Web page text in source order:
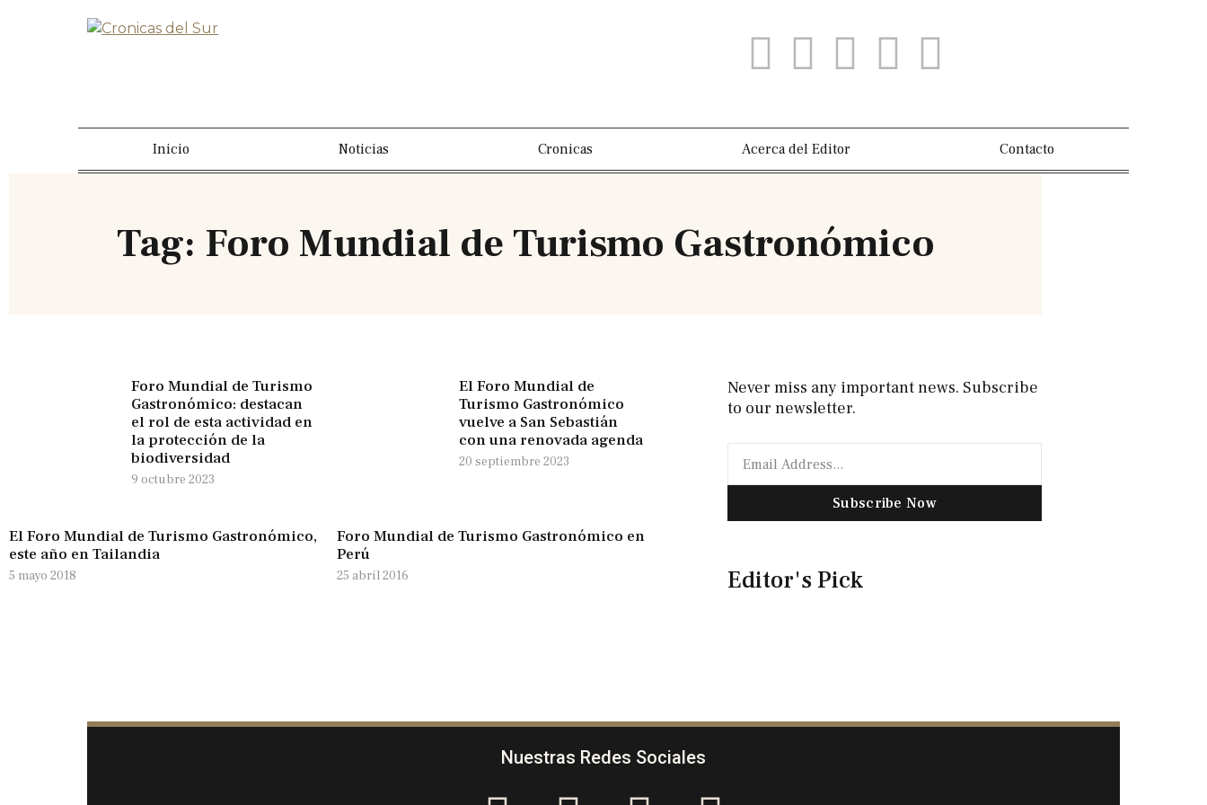
Inicio Noticias Cronicas Acerca del Editor Contacto
Tag: Foro Mundial de Turismo Gastronómico
Foro Mundial de Turismo
Gastronómico: destacan
el rol de esta actividad en
la protección de la
biodiversidad
9 octubre 2023
El Foro Mundial de
Turismo Gastronómico
vuelve a San Sebastián
con una renovada agenda
20 septiembre 2023
El Foro Mundial de Turismo Gastronómico,
este año en Tailandia
5 mayo 2018
Foro Mundial de Turismo Gastronómico en
Perú
25 abril 2016
Never miss any important news. Subscribe
to our newsletter.
Subscribe Now
Editor's Pick
Nuestras Redes Sociales